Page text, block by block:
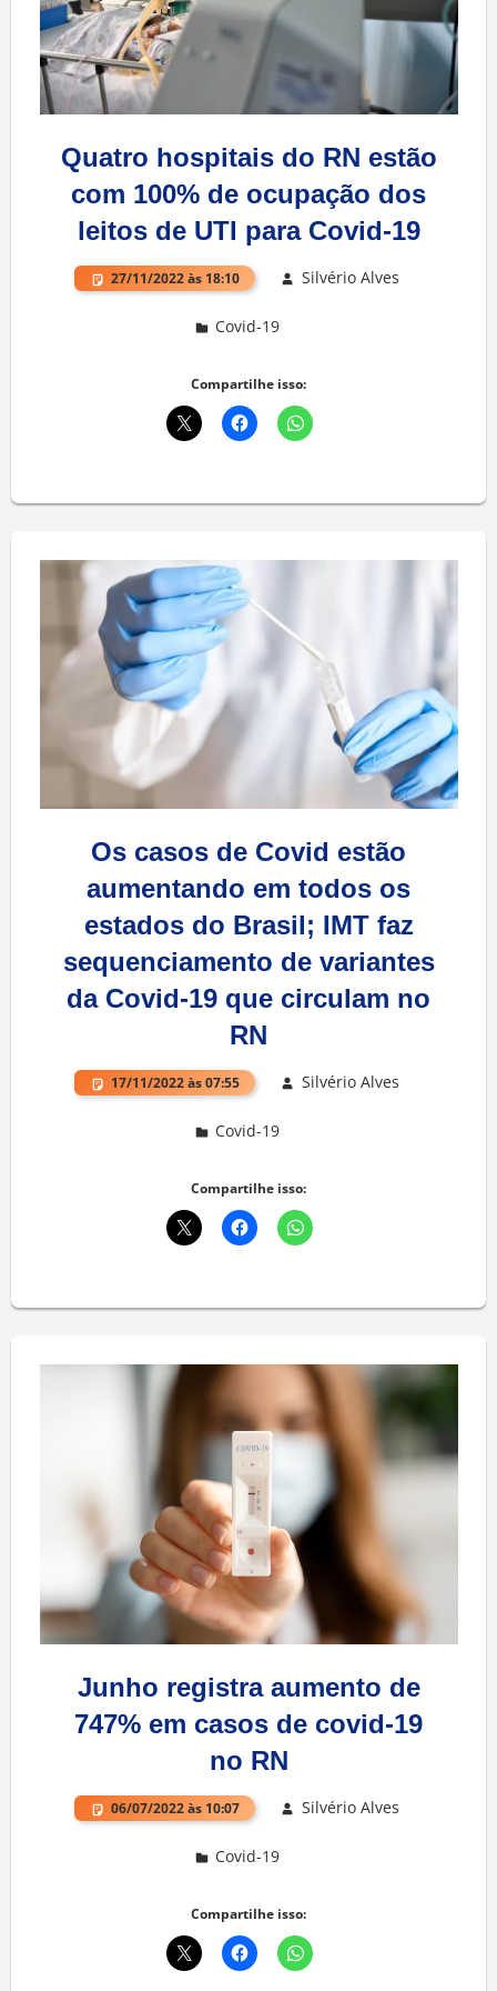
Quatro hospitais do RN estão
com 100% de ocupação dos
leitos de UTI para Covid-19
27/11/2022 às 18:10 Silvério Alves
Covid-19
Compartilhe isso:
Os casos de Covid estão
aumentando em todos os
estados do Brasil; IMT faz
sequenciamento de variantes
da Covid-19 que circulam no
RN
17/11/2022 às 07:55 Silvério Alves
Covid-19
Compartilhe isso:
Junho registra aumento de
747% em casos de covid-19
no RN
06/07/2022 às 10:07 Silvério Alves
Covid-19
Compartilhe isso: